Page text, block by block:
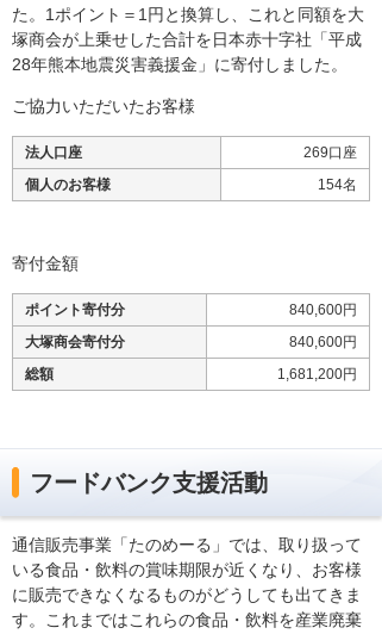
た。1ポイント＝1円と換算し、これと同額を大
塚商会が上乗せした合計を日本赤十字社「平成
28年熊本地震災害義援金」に寄付しました。
ご協力いただいたお客様
法人口座
269口座
個人のお客様
154名
寄付金額
ポイント寄付分
840,600円
大塚商会寄付分
840,600円
総額
1,681,200円
フードバンク支援活動
通信販売事業「たのめーる」では、取り扱って
いる食品・飲料の賞味期限が近くなり、お客様
に販売できなくなるものがどうしても出てきま
す。これまではこれらの食品・飲料を産業廃棄